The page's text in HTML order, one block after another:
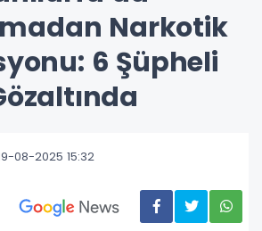
Narkotik
6 Şüpheli
08-2025 15:32